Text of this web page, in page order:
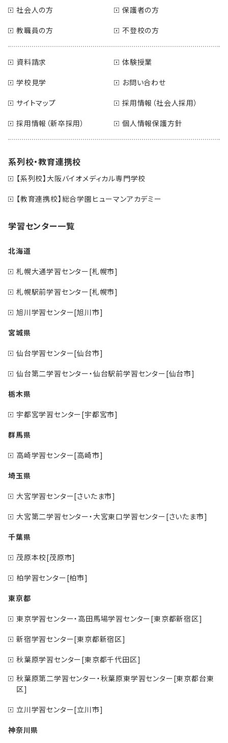
社会人の方
保護者の方
教職員の方
不登校の方
資料請求
体験授業
学校見学
お問い合わせ
サイトマップ
採用情報（社会人採用）
採用情報（新卒採用）
個人情報保護方針
系列校・教育連携校
【系列校】大阪バイオメディカル専門学校
【教育連携校】総合学園ヒューマンアカデミー
学習センター一覧
北海道
札幌大通学習センター[札幌市]
札幌駅前学習センター[札幌市]
旭川学習センター[旭川市]
宮城県
仙台学習センター[仙台市]
仙台第二学習センター・仙台駅前学習センター[仙台市]
栃木県
宇都宮学習センター[宇都宮市]
群馬県
高崎学習センター[高崎市]
埼玉県
大宮学習センター[さいたま市]
大宮第二学習センター・大宮東口学習センター[さいたま市]
千葉県
茂原本校[茂原市]
柏学習センター[柏市]
東京都
東京学習センター・高田馬場学習センター[東京都新宿区]
新宿学習センター[東京都新宿区]
秋葉原学習センター[東京都千代田区]
秋葉原第二学習センター・秋葉原東学習センター[東京都台東
区]
立川学習センター[立川市]
神奈川県